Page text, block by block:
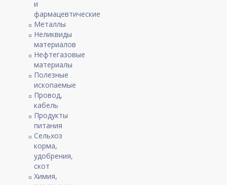
и
фармацевтические
Металлы
Неликвиды
материалов
Нефтегазовые
материалы
Полезные
ископаемые
Провод,
кабель
Продукты
питания
Сельхоз
корма,
удобрения,
скот
Химия,